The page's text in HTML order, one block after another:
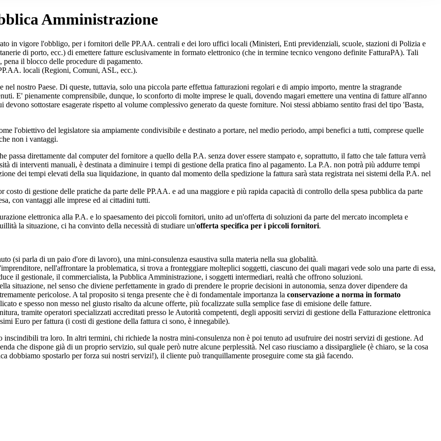
Amministrazione
in vigore l'obbligo, per i fornitori delle PP.AA. centrali e dei loro uffici locali (Ministeri, Enti previdenziali, scuole, stazioni di Polizia e
di porto, ecc.) di emettere fatture esclusivamente in formato elettronico (che in termine tecnico vengono definite FatturaPA). Tali
il blocco delle procedure di pagamento.
locali (Regioni, Comuni, ASL, ecc.).
nostro Paese. Di queste, tuttavia, solo una piccola parte effettua fatturazioni regolari e di ampio importo, mentre la stragrande
E' pienamente comprensibile, dunque, lo sconforto di molte imprese le quali, dovendo magari emettere una ventina di fatture all'anno
sottostare esagerate rispetto al volume complessivo generato da queste forniture. Noi stessi abbiamo sentito frasi del tipo 'Basta,
l'obiettivo del legislatore sia ampiamente condivisibile e destinato a portare, nel medio periodo, ampi benefici a tutti, comprese quelle
non i vantaggi.
passa direttamente dal computer del fornitore a quello della P.A. senza dover essere stampato e, soprattutto, il fatto che tale fattura verrà
di interventi manuali, è destinata a diminuire i tempi di gestione della pratica fino al pagamento. La P.A. non potrà più addurre tempi
dei tempi elevati della sua liquidazione, in quanto dal momento della spedizione la fattura sarà stata registrata nei sistemi della P.A. nel
di gestione delle pratiche da parte delle PP.AA. e ad una maggiore e più rapida capacità di controllo della spesa pubblica da parte
con vantaggi alle imprese ed ai cittadini tutti.
elettronica alla P.A. e lo spaesamento dei piccoli fornitori, unito ad un'offerta di soluzioni da parte del mercato incompleta e
la situazione, ci ha convinto della necessità di studiare un'offerta specifica per i piccoli fornitori.
(si parla di un paio d'ore di lavoro), una mini-consulenza esaustiva sulla materia nella sua globalità.
nell'affrontare la problematica, si trova a fronteggiare molteplici soggetti, ciascuno dei quali magari vede solo una parte di essa,
il gestionale, il commercialista, la Pubblica Amministrazione, i soggetti intermediari, realtà che offrono soluzioni.
situazione, nel senso che diviene perfettamente in grado di prendere le proprie decisioni in autonomia, senza dover dipendere da
pericolose. A tal proposito si tenga presente che è di fondamentale importanza la conservazione a norma in formato
e spesso non messo nel giusto risalto da alcune offerte, più focalizzate sulla semplice fase di emisione delle fatture.
tramite operatori specializzati accreditati presso le Autorità competenti, degli appositi servizi di gestione della Fatturazione elettronica
Euro per fattura (i costi di gestione della fattura ci sono, è innegabile).
inscindibili tra loro. In altri termini, chi richiede la nostra mini-consulenza non è poi tenuto ad usufruire dei nostri servizi di gestione. Ad
che dispone già di un proprio servizio, sul quale però nutre alcune perplessità. Nel caso riusciamo a dissipargliele (è chiaro, se la cosa
dobbiamo spostarlo per forza sui nostri servizi!), il cliente può tranquillamente proseguire come sta già facendo.